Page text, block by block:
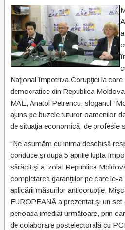
Naţional împotriva Corupţiei la care
democratice din Republica
MAE, Anatol Petrencu, sloganul
ajuns pe buzele tuturor oamenilor
de situaţia economică, de profesie
“Ne asumăm cu inima deschisă
conduce şi după 5 aprilie lupta
sărăcit şi a izolat Republica
completarea garanţiilor pe care le-
aplicării măsurilor anticorupţie,
EUROPEANĂ a prezentat şi un set
perioada imediat următoare, prin
de colaborare postelectorală cu